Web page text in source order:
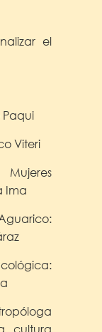
el
Paqui
Viteri
Ima
cultura